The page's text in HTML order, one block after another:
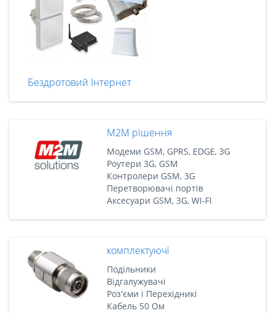
Бездротовий Інтернет
M2M рішення
Модеми GSM, GPRS, EDGE, 3G
Роутери 3G, GSM
Контролери GSM, 3G
Перетворювачі портів
Аксесуари GSM, 3G, WI-FI
комплектуючі
Подільники
Відгалужувачі
Роз'єми і Перехідникі
Кабель 50 Ом